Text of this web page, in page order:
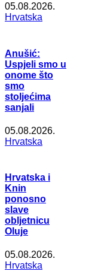
05.08.2026.
Hrvatska
Anušić:
Uspjeli smo u
onome što
smo
stoljećima
sanjali
05.08.2026.
Hrvatska
Hrvatska i
Knin
ponosno
slave
obljetnicu
Oluje
05.08.2026.
Hrvatska